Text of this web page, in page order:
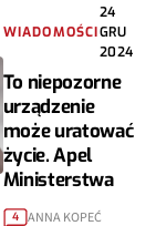
WIADOMOŚCI
24
GRU
2024
To niepozorne
urządzenie
może uratować
życie. Apel
Ministerstwa
4 ANNA KOPEĆ